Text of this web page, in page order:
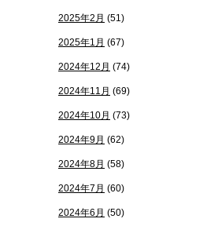
2025年2月 (51)
2025年1月 (67)
2024年12月 (74)
2024年11月 (69)
2024年10月 (73)
2024年9月 (62)
2024年8月 (58)
2024年7月 (60)
2024年6月 (50)